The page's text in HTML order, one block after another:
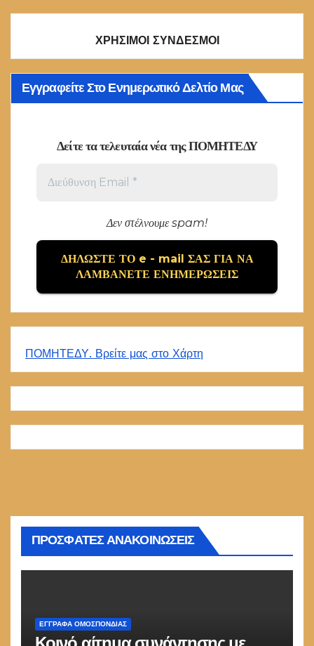
ΧΡΗΣΙΜΟΙ ΣΥΝΔΕΣΜΟΙ
Εγγραφείτε Στο Ενημερωτικό Δελτίο Μας
Δείτε τα τελευταία νέα της ΠΟΜΗΤΕΔΥ
Δεν στέλνουμε spam!
ΠΟΜΗΤΕΔΥ. Βρείτε μας στο Χάρτη
ΠΡΟΣΦΑΤΕΣ ΑΝΑΚΟΙΝΩΣΕΙΣ
ΕΓΓΡΑΦΑ ΟΜΟΣΠΟΝΔΙΑΣ